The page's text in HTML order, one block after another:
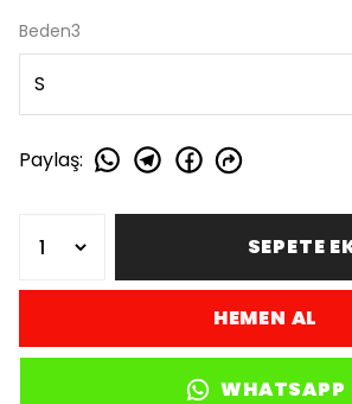
Beden3
Paylaş:
SEPETE
HEMEN AL
WHATSAPP